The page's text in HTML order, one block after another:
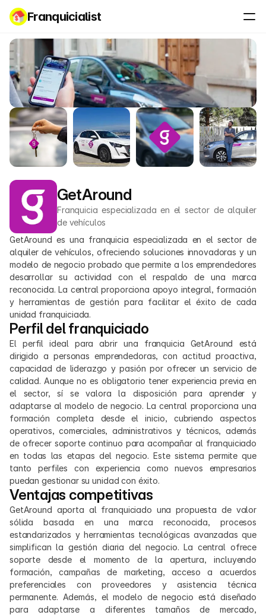
Franquicialist
GetAround
Franquicia especializada en el sector de alquiler
de vehículos
GetAround es una franquicia especializada en el sector de
alquiler de vehículos, ofreciendo soluciones innovadoras y un
modelo de negocio probado que permite a los emprendedores
desarrollar su actividad con el respaldo de una marca
reconocida. La central proporciona apoyo integral, formación
y herramientas de gestión para facilitar el éxito de cada
unidad franquiciada.
Perfil del franquiciado
El perfil ideal para abrir una franquicia GetAround está
dirigido a personas emprendedoras, con actitud proactiva,
capacidad de liderazgo y pasión por ofrecer un servicio de
calidad. Aunque no es obligatorio tener experiencia previa en
el sector, sí se valora la disposición para aprender y
adaptarse al modelo de negocio. La central proporciona una
formación completa desde el inicio, cubriendo aspectos
operativos, comerciales, administrativos y técnicos, además
de ofrecer soporte continuo para acompañar al franquiciado
en todas las etapas del negocio. Este sistema permite que
tanto perfiles con experiencia como nuevos empresarios
puedan gestionar su unidad con éxito.
Ventajas competitivas
GetAround aporta al franquiciado una propuesta de valor
sólida basada en una marca reconocida, procesos
estandarizados y herramientas tecnológicas avanzadas que
simplifican la gestión diaria del negocio. La central ofrece
soporte desde el momento de la apertura, incluyendo
formación, campañas de marketing, acceso a acuerdos
preferenciales con proveedores y asistencia técnica
permanente. Además, el modelo de negocio está diseñado
para adaptarse a diferentes tamaños de mercado,